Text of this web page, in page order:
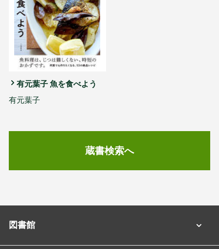
有元葉子 魚を食べよう
有元葉子
蔵書検索へ
図書館